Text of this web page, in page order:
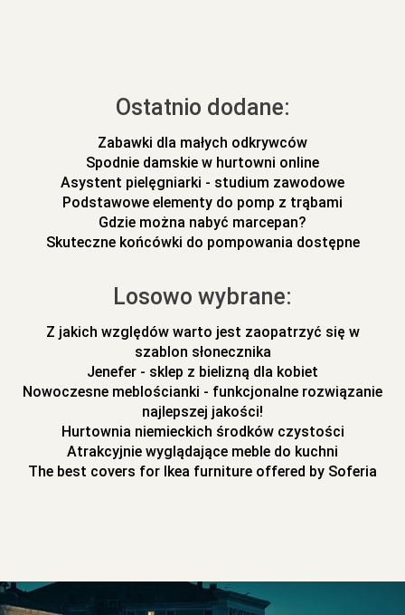
Ostatnio dodane:
Zabawki dla małych odkrywców
Spodnie damskie w hurtowni online
Asystent pielęgniarki - studium zawodowe
Podstawowe elementy do pomp z trąbami
Gdzie można nabyć marcepan?
Skuteczne końcówki do pompowania dostępne
Losowo wybrane:
Z jakich względów warto jest zaopatrzyć się w
szablon słonecznika
Jenefer - sklep z bielizną dla kobiet
Nowoczesne meblościanki - funkcjonalne rozwiązanie
najlepszej jakości!
Hurtownia niemieckich środków czystości
Atrakcyjnie wyglądające meble do kuchni
The best covers for Ikea furniture offered by Soferia